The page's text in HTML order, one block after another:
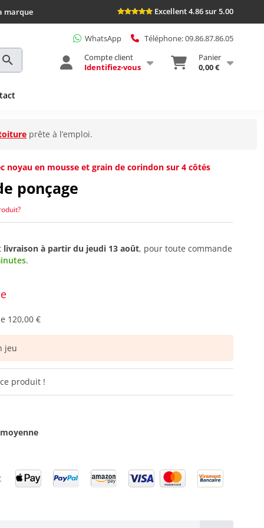
marque Excellent 4.86 sur 5.00
WhatsApp
Téléphone: 09.86.87.86.05
Compte client
Identifiez-vous
Panier
0,00 €
prête à l’emploi.
noyau en mousse et grain de corindon sur 4 côtés
ponçage
livraison à partir du jeudi 13 août, pour toute commande
.
120,00 €
jeu
produit !